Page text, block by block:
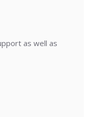
as well as